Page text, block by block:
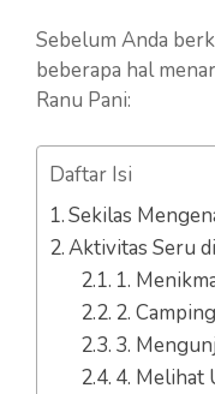
Sebelum Anda
beberapa hal
Ranu Pani:
Daftar Isi
Sekilas
Aktivitas Seru
1.
2. Camping
3.
4. Melihat